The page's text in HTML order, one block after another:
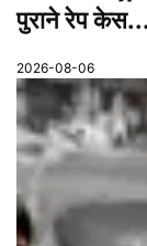
पुराने रेप केस...
2026-08-06